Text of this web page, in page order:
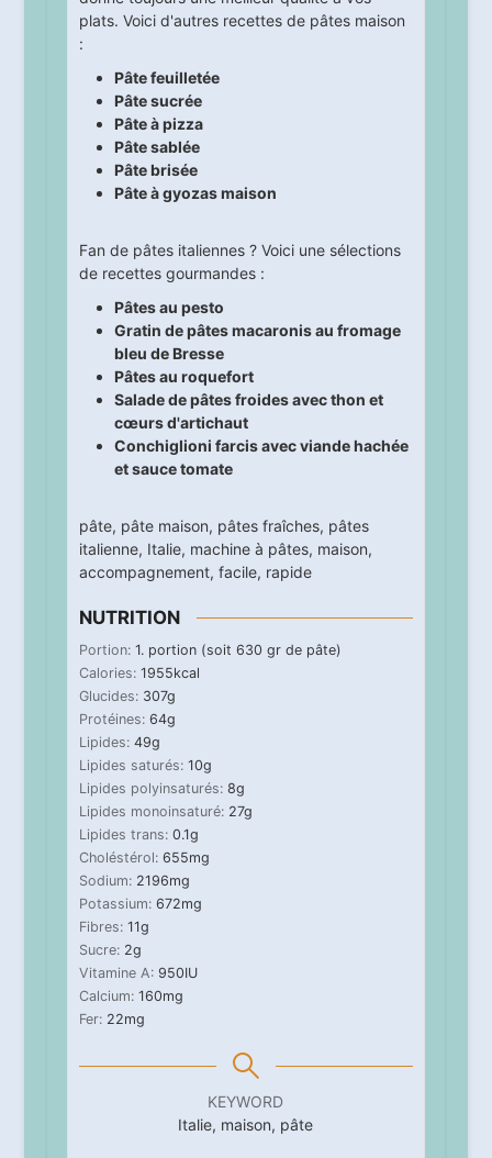
plats. Voici d'autres recettes de pâtes maison
:
Pâte feuilletée
Pâte sucrée
Pâte à pizza
Pâte sablée
Pâte brisée
Pâte à gyozas maison
Fan de pâtes italiennes ? Voici une sélections
de recettes gourmandes :
Pâtes au pesto
Gratin de pâtes macaronis au fromage
bleu de Bresse
Pâtes au roquefort
Salade de pâtes froides avec thon et
cœurs d'artichaut
Conchiglioni farcis avec viande hachée
et sauce tomate
pâte, pâte maison, pâtes fraîches, pâtes
italienne, Italie, machine à pâtes, maison,
accompagnement, facile, rapide
NUTRITION
Portion: 1. portion (soit 630 gr de pâte)
Calories: 1955kcal
Glucides: 307g
Protéines: 64g
Lipides: 49g
Lipides saturés: 10g
Lipides polyinsaturés: 8g
Lipides monoinsaturé: 27g
Lipides trans: 0.1g
Choléstérol: 655mg
Sodium: 2196mg
Potassium: 672mg
Fibres: 11g
Sucre: 2g
Vitamine A: 950IU
Calcium: 160mg
Fer: 22mg
KEYWORD
Italie, maison, pâte